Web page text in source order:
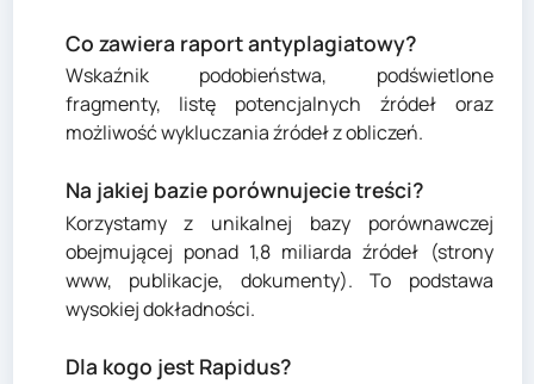
Co zawiera raport antyplagiatowy?
Wskaźnik podobieństwa, podświetlone
fragmenty, listę potencjalnych źródeł oraz
możliwość wykluczania źródeł z obliczeń.
Na jakiej bazie porównujecie treści?
Korzystamy z unikalnej bazy porównawczej
obejmującej ponad 1,8 miliarda źródeł (strony
www, publikacje, dokumenty). To podstawa
wysokiej dokładności.
Dla kogo jest Rapidus?